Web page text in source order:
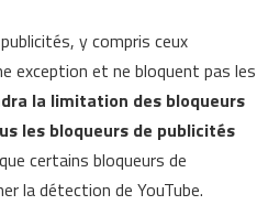
y compris ceux
exception et ne bloquent pas les
la limitation des bloqueurs
les bloqueurs de publicités
certains bloqueurs de
la détection de YouTube.